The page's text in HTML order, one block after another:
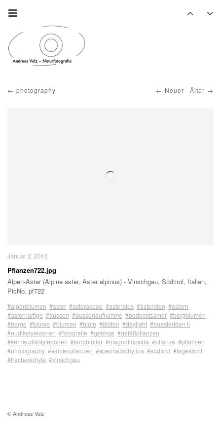
Neuer Älter
photography
Januar 2, 2015
Pflanzen722.jpg
Alpen-Aster (Alpine aster, Aster alpinus) - Vinschgau, Südtirol, Italien,
PicNo. pf722
#alpenblumen #aster #asteraceae #asterales #asteriden #astern
#asternartige #aussen #aussenaufnahme #bedecktsamer #bergblumen
#berge #blume #blumen #blüte #blüten #daylight #euasteriden ii
#eudikotyledonen #fotografie #gebirge #gefäßpflanzen
#kerneudikotyledonen #korbblütler #magnoliopsida #pflanze #pflanzen
#photography #samenpflanzen #spermatophytina #südtirol #tageslicht
#tracheophyta #vinschgau
© Andreas Volz